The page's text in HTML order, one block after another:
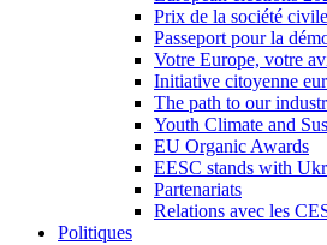
Prix de la société civile
Passeport pour la
Votre Europe, votre
Initiative citoyenne
The path to our
Youth Climate and
EU Organic Awards
EESC stands with
Partenariats
Relations avec les
Politiques